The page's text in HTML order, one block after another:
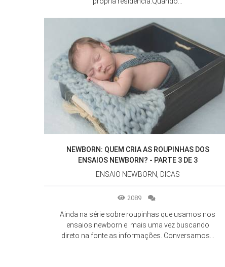
NEWBORN: QUEM CRIA AS ROUPINHAS DOS
ENSAIOS NEWBORN? - PARTE 3 DE 3
ENSAIO NEWBORN, DICAS
2089
Ainda na série sobre roupinhas que usamos nos
ensaios newborn e mais uma vez buscando
direto na fonte as informações. Conversamos...